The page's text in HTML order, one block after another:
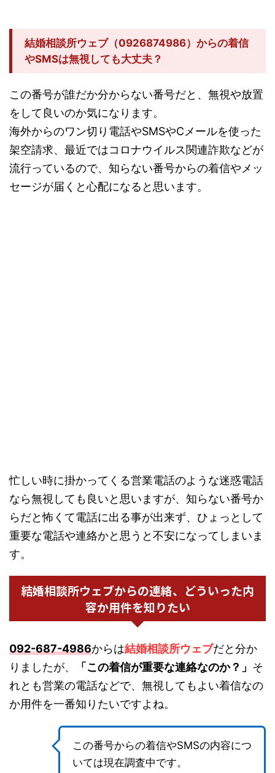
結婚相談所ウェブ（0926874986）からの着信
やSMSは無視しても大丈夫？
この番号が誰だか分からない番号だと、無視や放置
をして良いのか気になります。
海外からのワン切り電話やSMSやCメールを使った
架空請求、最近ではコロナウイルス関連詐欺などが
流行っているので、知らない番号からの着信やメッ
セージが届くと心配になると思います。
忙しい時に掛かってくる営業電話のような迷惑電話
なら無視しても良いと思いますが、知らない番号か
らだと怖くて電話に出る事が出来ず、ひょっとして
重要な電話や連絡かと思うと不安になってしまいま
す。
結婚相談所ウェブからの連絡、どういった内
容か用件を知りたい
092-687-4986からは結婚相談所ウェブだと分か
りましたが、
「この着信が重要な連絡なのか？」 そ
れとも営業の電話などで、無視してもよい着信なの
か用件を一番知りたいですよね。
この番号からの着信やSMSの内容につ
いては現在調査中です。